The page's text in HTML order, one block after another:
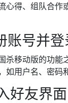
心得、组队合作
账号并登
杀移动版的功能
如用户名、密码
好友界面